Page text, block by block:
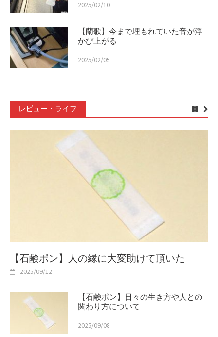
2025/02/10
【蘭歌】今まで埋もれていた音が浮
かび上がる
2025/02/05
レビュー・ライフ
【石鹸ポン】人の縁に大変助けて頂いた
2025/09/12
【石鹸ポン】日々の生き方や人との
関わり方について
2025/09/08